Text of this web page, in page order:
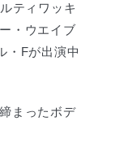
ティワッキ
・ウエイブ
・Fが出演中
まったボデ